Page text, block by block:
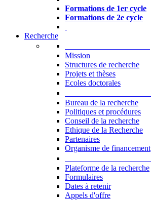
Formations de 1er cycle
Formations de 2e cycle
Recherche
Mission
Structures de recherche
Projets et thèses
Ecoles doctorales
Bureau de la recherche
Politiques et procédures
Conseil de la recherche
Ethique de la Recherche
Partenaires
Organisme de financement
Plateforme de la recherche
Formulaires
Dates à retenir
Appels d'offre